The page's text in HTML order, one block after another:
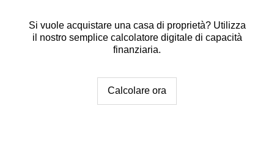
Si vuole acquistare una casa di proprietà? Utilizza
il nostro semplice calcolatore digitale di capacità
finanziaria.
Calcolare ora